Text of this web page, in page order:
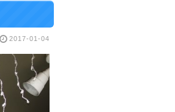
2017-01-04